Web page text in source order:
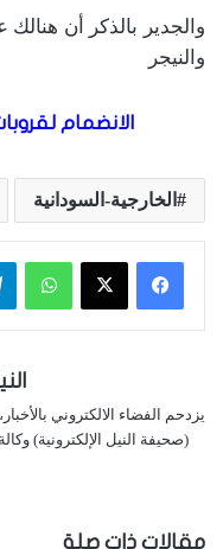
والجدير بالذكر أن
والنيجر
الانضمام
الخارجية-السودانية
يزدحم الفضاء الالكتروني
(صحيفة النيل الإلكترونية)
مقالات ذات صلة